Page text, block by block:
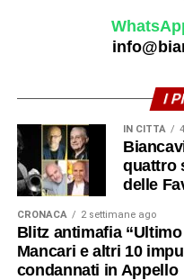
I
IN CITTÀ
quattro
delle
CRONACA 2 settimane ago
Blitz antimafia “Ultimo
Mancari e altri 10
condannati in Appello